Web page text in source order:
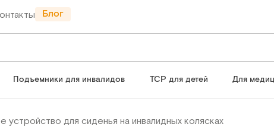
Блог
Подъемники для инвалидов ТСР для детей Для
устройство для сиденья на инвалидных колясках